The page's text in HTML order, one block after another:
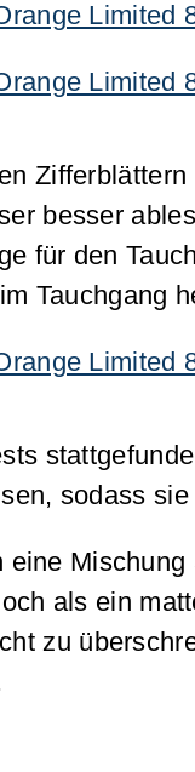
besser
für den
Tauchgang
sodass
als ein
zu